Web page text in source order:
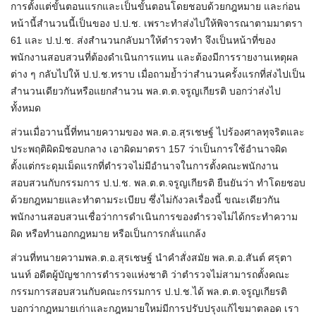
การตั้งแต่ขั้นตอนแรกและเป็นขั้นตอนโดยชอบด้วยกฎหมาย และก่อน
หน้านี้สำนวนนี้เป็นของ ป.ป.ช. เพราะทำส่งไปให้พิจารณาตามมาตรา
61 และ ป.ป.ช. ส่งสำนวนกลับมาให้ตำรวจทำ จึงเป็นหน้าที่ของ
พนักงานสอบสวนที่ต้องดำเนินการแทน และต้องมีการรายงานเหตุผล
ต่าง ๆ กลับไปให้ ป.ป.ช.ทราบ เมื่อถามย้ำว่าสำนวนครั้งแรกที่ส่งไปเป็น
สำนวนเดียวกันหรือแยกสำนวน พล.ต.ต.จรูญเกียรติ บอกว่าส่งไป
ทั้งหมด
ส่วนเมื่อวานนี้ที่ทนายความของ พล.ต.อ.สุรเชษฐ์ ไปร้องศาลทุจริตและ
ประพฤติผิดมิชอบกลาง เอาผิดมาตรา 157 ว่าเป็นการใช้อำนาจผิด
ตั้งแต่กระดุมเม็ดแรกที่ตำรวจไม่มีอำนาจในการตั้งคณะพนักงาน
สอบสวนกับกรรมการ ป.ป.ช. พล.ต.ต.จรูญเกียรติ ยืนยันว่า ทำโดยชอบ
ด้วยกฎหมายและทำตามระเบียบ ซึ่งไม่กังวลเรื่องนี้ ขณะเดียวกัน
พนักงานสอบสวนเชื่อว่าการดำเนินการของตำรวจไม่ได้กระทำความ
ผิด หรือทำนอกกฎหมาย หรือเป็นการกลั่นแกล้ง
ส่วนที่ทนายความพล.ต.อ.สุรเชษฐ์ นำคำสั่งสมัย พล.ต.อ.สันต์ ศรุตา
นนท์ อดีตผู้บัญชาการตำรวจแห่งชาติ ว่าตำรวจไม่สามารถตั้งคณะ
กรรมการสอบสวนกับคณะกรรมการ ป.ป.ช.ได้ พล.ต.ต.จรูญเกียรติ
บอกว่ากฎหมายเก่าและกฎหมายใหม่มีการปรับปรุงแก้ไขมาตลอด เรา